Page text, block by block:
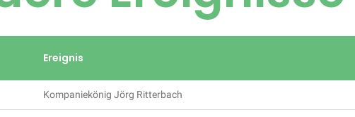
Ereignis
Kompaniekönig Jörg Ritterbach